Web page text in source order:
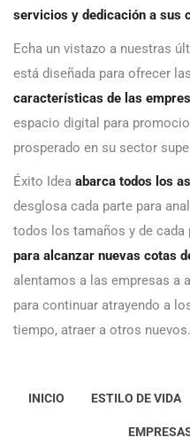
servicios y dedicación a sus
Echa un vistazo a nuestras
está diseñada para ofrecer las
características de las
espacio digital para
prosperado en su sector
Éxito Idea abarca todos los
desglosa cada parte para
todos los tamaños y de cada
para alcanzar nuevas cotas
alentamos a las empresas a
para continuar atrayendo a
tiempo, atraer a otros nuevos.
INICIO ESTILO DE VIDA